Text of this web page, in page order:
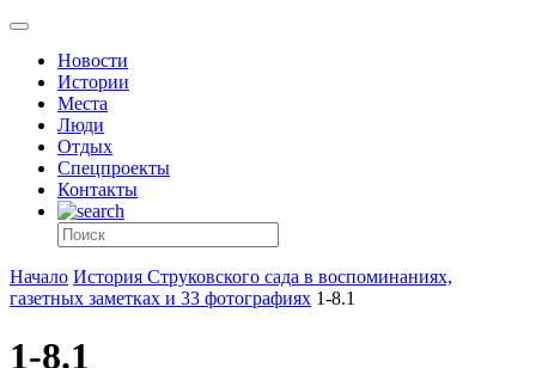
Новости
Истории
Места
Люди
Отдых
Спецпроекты
Контакты
Начало История Струковского сада в воспоминаниях,
газетных заметках и 33 фотографиях 1-8.1
1-8.1